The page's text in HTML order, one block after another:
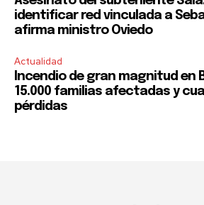
identificar red vinculada a
afirma ministro Oviedo
Actualidad
Incendio de gran magnitud en
15.000 familias afectadas y
pérdidas